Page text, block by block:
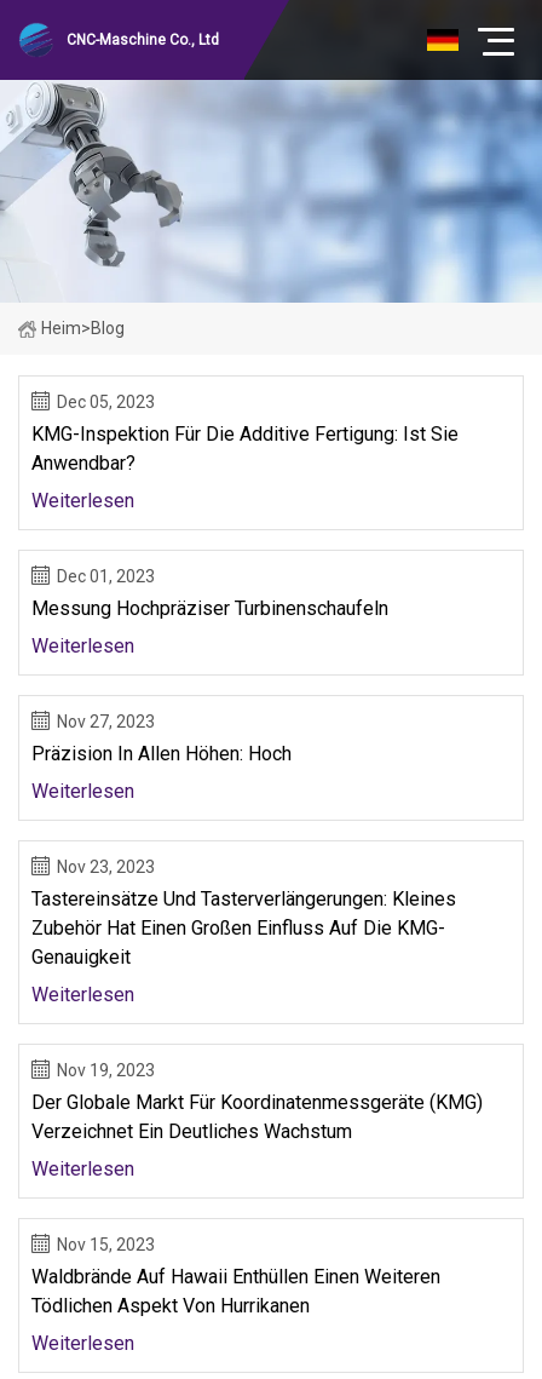
CNC-Maschine Co., Ltd
Heim>Blog
Dec 05, 2023
KMG-Inspektion Für Die Additive Fertigung: Ist Sie
Anwendbar?
Weiterlesen
Dec 01, 2023
Messung Hochpräziser Turbinenschaufeln
Weiterlesen
Nov 27, 2023
Präzision In Allen Höhen: Hoch
Weiterlesen
Nov 23, 2023
Tastereinsätze Und Tasterverlängerungen: Kleines
Zubehör Hat Einen Großen Einfluss Auf Die KMG-
Genauigkeit
Weiterlesen
Nov 19, 2023
Der Globale Markt Für Koordinatenmessgeräte (KMG)
Verzeichnet Ein Deutliches Wachstum
Weiterlesen
Nov 15, 2023
Waldbrände Auf Hawaii Enthüllen Einen Weiteren
Tödlichen Aspekt Von Hurrikanen
Weiterlesen